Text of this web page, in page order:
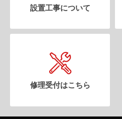
設置工事について
修理受付はこちら